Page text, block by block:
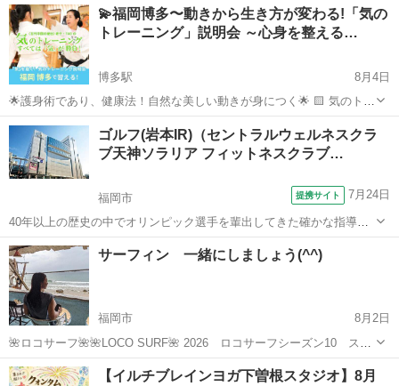
ターで活動します。 男性も女性も一緒に身体を動かしていつまでも
若々しさを維持しましょう♪ ...
福岡 大野城市 大野城駅 ヨガ サークル
💫福岡博多〜動きから生き方が変わる!「気の
トレーニング」説明会 ～心身を整える…
博多駅
8月4日
🌟護身術であり、健康法！自然な美しい動きが身につく🌟 🟨 気のトレ
ーニングの１つ、健康武術「道家動功術」 🔸 若返り法 であり、
🔸 美容法 でもあり 🔸 事故からも身を守ることができる
方法...
福岡 福岡市 博多駅 護身術
ゴルフ(岩本IR)（セントラルウェルネスクラ
ブ天神ソラリア フィットネスクラブ…
福岡市 提携サイト 7月24日
40年以上の歴史の中でオリンピック選手を輩出してきた確かな指導法
で一人一人に応じた段階指導を行います。 ゴルフに興味がある！始め
てみたい！楽しみたい！上手くなりたい。親切・丁寧に楽しくレッス
ンができます。 セントラルスポー...
福岡 福岡市
サーフィン 一緒にしましょう(^^)
福岡市
8月2日
🌺ロコサーフ🌺🌺LOCO SURF🌺 2026 ロコサーフシーズン10 スタ
ートします🌊 2026 5月12日より サーフィンレッスン受付けします。
今なら 今シーズン2回レッスン受講で ミッドレングスボードをプレ
福岡 福岡市 サーフィン カップル
【イルチブレインヨガ下曽根スタジオ】8月